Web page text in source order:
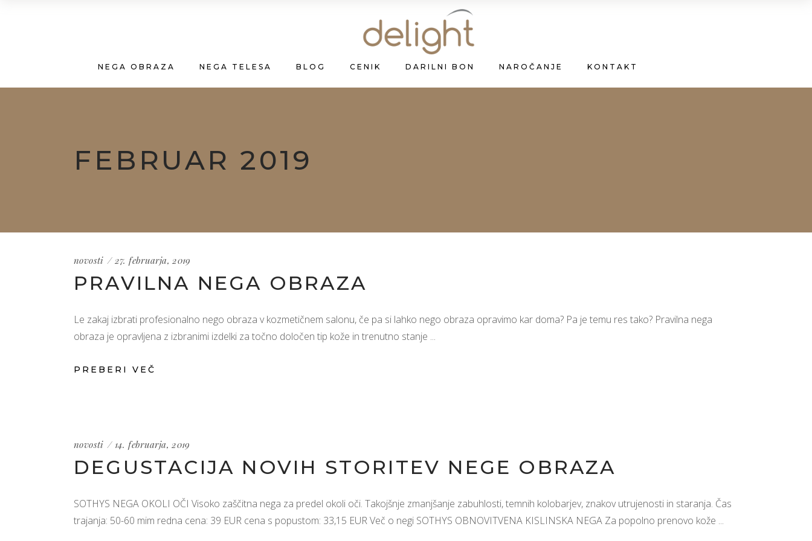
NEGA OBRAZA NEGA TELESA BLOG CENIK DARILNI BON NAROČANJE KONTAKT
FEBRUAR 2019
novosti 27. februarja, 2019
PRAVILNA NEGA OBRAZA
Le zakaj izbrati profesionalno nego obraza v kozmetičnem salonu, če pa si lahko nego obraza opravimo kar doma? Pa je temu res tako? Pravilna nega
obraza je opravljena z izbranimi izdelki za točno določen tip kože in trenutno stanje
PREBERI VEČ
novosti 14. februarja, 2019
DEGUSTACIJA NOVIH STORITEV NEGE OBRAZA
SOTHYS NEGA OKOLI OČI Visoko zaščitna nega za predel okoli oči. Takojšnje zmanjšanje zabuhlosti, temnih kolobarjev, znakov utrujenosti in staranja. Čas
trajanja: 50-60 mim redna cena: 39 EUR cena s popustom: 33,15 EUR Več o negi SOTHYS OBNOVITVENA KISLINSKA NEGA Za popolno prenovo kože